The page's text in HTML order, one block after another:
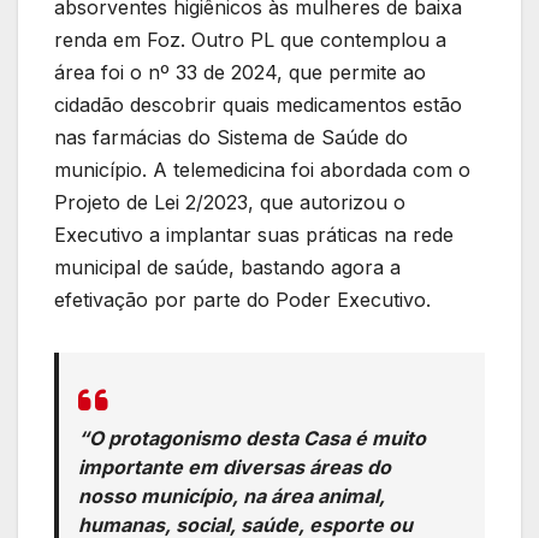
absorventes higiênicos às mulheres de baixa
renda em Foz. Outro PL que contemplou a
área foi o nº 33 de 2024, que permite ao
cidadão descobrir quais medicamentos estão
nas farmácias do Sistema de Saúde do
município. A telemedicina foi abordada com o
Projeto de Lei 2/2023, que autorizou o
Executivo a implantar suas práticas na rede
municipal de saúde, bastando agora a
efetivação por parte do Poder Executivo.
“O protagonismo desta Casa é muito
importante em diversas áreas do
nosso município, na área animal,
humanas, social, saúde, esporte ou